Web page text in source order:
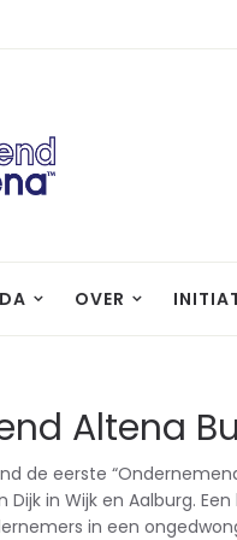
OVER
Altena
de eerste
Dijk in Wijk en Aalburg.
in een